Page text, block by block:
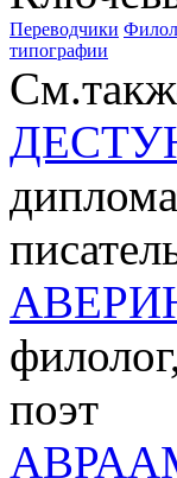
Переводчики
типографии
поэт